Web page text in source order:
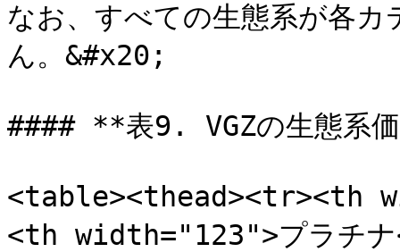
なお、すべての生態系が各
ん。&#x20;
#### **表9. VGZの生態系
<table><thead><tr><th
<th width="123">プラチ